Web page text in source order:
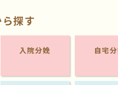
ら探す
入院分娩 自宅